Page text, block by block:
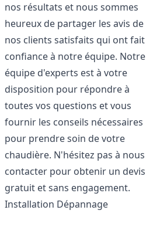
nos résultats et nous sommes
heureux de partager les avis de
nos clients satisfaits qui ont fait
confiance à notre équipe. Notre
équipe d'experts est à votre
disposition pour répondre à
toutes vos questions et vous
fournir les conseils nécessaires
pour prendre soin de votre
chaudière. N'hésitez pas à nous
contacter pour obtenir un devis
gratuit et sans engagement.
Installation Dépannage